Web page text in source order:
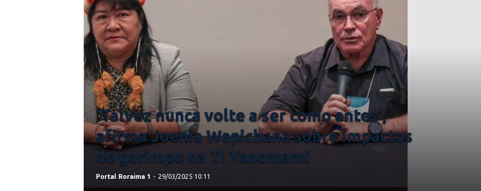
‘Talvez nunca volte a ser como antes’,
afirma Joenia Wapichana sobre impactos
do garimpo na TI Yanomami
Portal Roraima 1 - 29/03/2025 10:11